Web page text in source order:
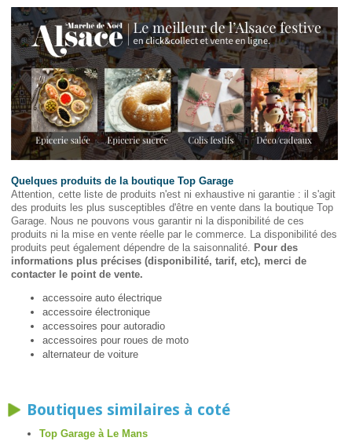
Quelques produits de la boutique Top Garage
Attention, cette liste de produits n'est ni exhaustive ni garantie : il s'agit
des produits les plus susceptibles d'être en vente dans la boutique Top
Garage. Nous ne pouvons vous garantir ni la disponibilité de ces
produits ni la mise en vente réelle par le commerce. La disponibilité des
produits peut également dépendre de la saisonnalité. Pour des
informations plus précises (disponibilité, tarif, etc), merci de
contacter le point de vente.
accessoire auto électrique
accessoire électronique
accessoires pour autoradio
accessoires pour roues de moto
alternateur de voiture
Boutiques similaires à coté
Top Garage à Le Mans